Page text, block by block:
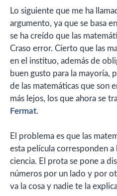
Lo siguiente que me ha
argumento, ya que se basa
se ha creído que las
Craso error. Cierto que las
en el instituo, además de
buen gusto para la mayoría,
de las matemáticas que son
más lejos, los que ahora se
Fermat.
El problema es que las
esta película corresponden a
ciencia. El prota se pone a
números por un lado y por
va la cosa y nadie te la